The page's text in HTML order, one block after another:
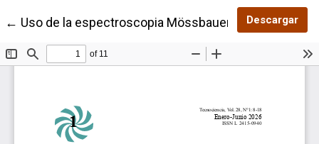
← Volver a los detalles del artículo
Uso de la espectroscopia Mössbauer en el control
Descargar